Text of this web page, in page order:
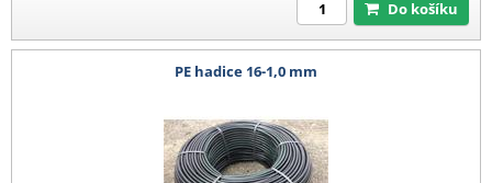
Do košíku
PE hadice 16-1,0 mm